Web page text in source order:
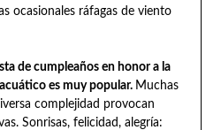
ocasionales ráfagas de viento
de cumpleaños en honor a la
es muy popular. Muchas
complejidad provocan
Sonrisas, felicidad, alegría: